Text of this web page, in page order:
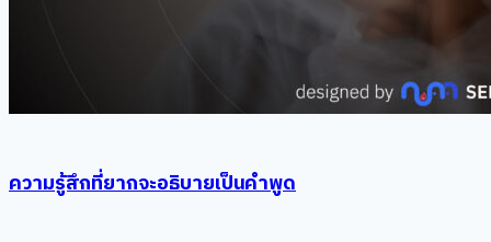
ความรู้สึกที่ยากจะอธิบายเป็นคำพูด